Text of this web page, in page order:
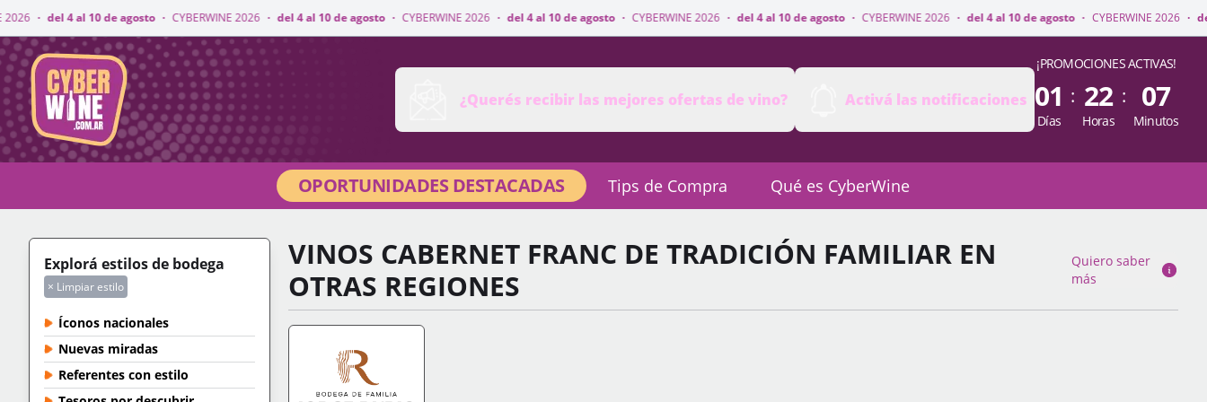
de agosto · CYBERWINE 2026 · del 4 al 10 de agosto · CYBERWINE 2026 · del 4 al 10 de agosto · CYBERWINE 2026 · del 4 al 10 de agosto · CYBERWINE 2026 · del 4 al 10 de agosto · CYBERWINE 2026 · del 4 al 10 de
CyberWine
¿Querés recibir las mejores ofertas de vino?
Activá las notificaciones
¡PROMOCIONES ACTIVAS!
01
Días
: 22
Horas
: 07
Minutos
OPORTUNIDADES DESTACADAS Tips de Compra Qué es CyberWine
Explorá estilos de bodega
× Limpiar estilo
Íconos nacionales
Nuevas miradas
Referentes con estilo
VINOS CABERNET FRANC DE TRADICIÓN FAMILIAR EN
OTRAS REGIONES
Quiero saber
más